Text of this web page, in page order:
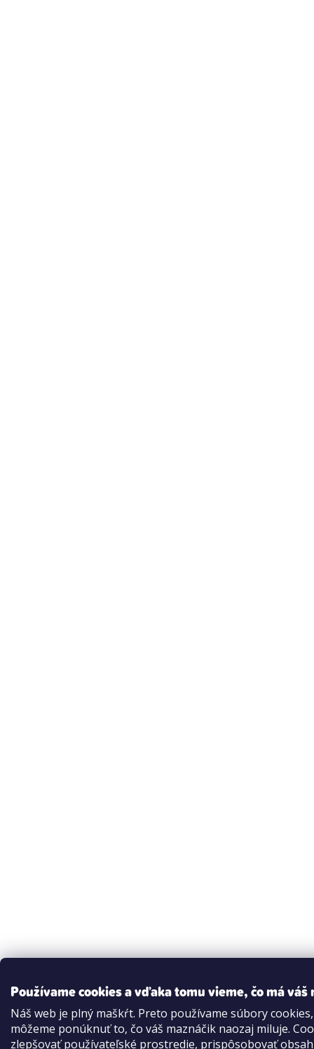
Používame cookies a vďaka tomu vieme, čo má
Náš web je plný maškŕt. Preto používame súbory
môžeme ponúknuť to, čo váš maznáčik naozaj miluje.
zlepšovať používateľské prostredie, prispôsobovať